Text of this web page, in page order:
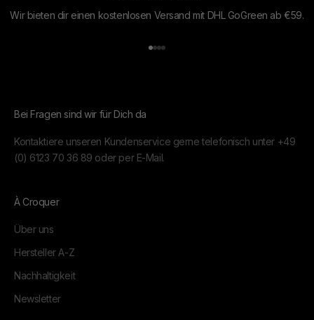
Wir bieten dir einen kostenlosen Versand mit DHL GoGreen ab €59.
Gehe zu Element 1
Gehe zu Element 2
Gehe zu Element 3
Gehe zu Element 4
Bei Fragen sind wir für Dich da
Kontaktiere unseren Kundenservice gerne telefonisch unter +49
(0) 6123 70 36 89 oder per E-Mail.
À Croquer
Über uns
Hersteller A-Z
Nachhaltigkeit
Newsletter